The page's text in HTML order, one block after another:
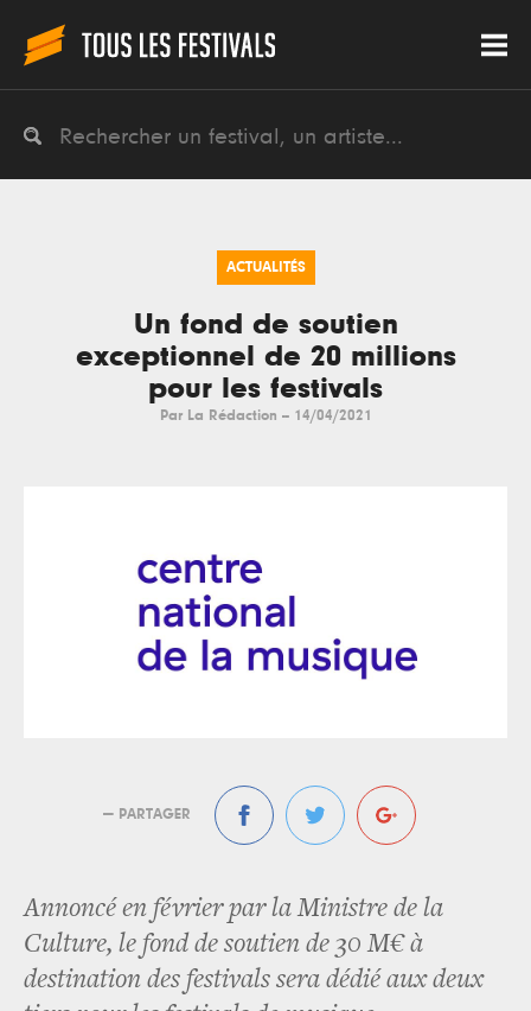
ACTUALITÉS
Un fond de soutien
exceptionnel de 20 millions
pour les festivals
Par La Rédaction -- 14/04/2021
— PARTAGER
Annoncé en février par la Ministre de la
Culture, le fond de soutien de 30 M€ à
destination des festivals sera dédié aux deux